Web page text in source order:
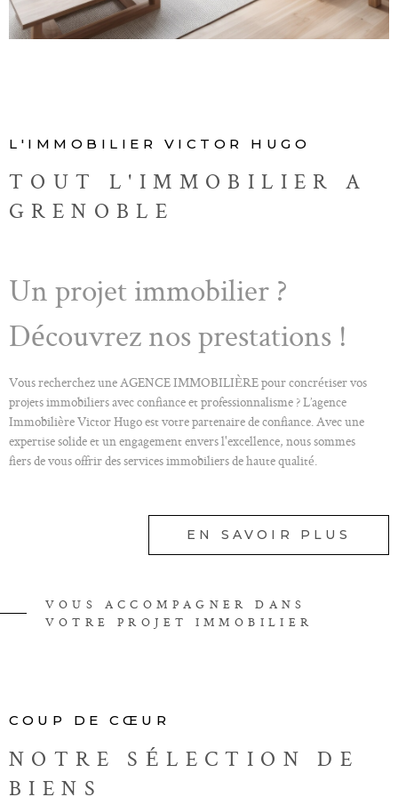
ALERTE E-
L'IMMOBILIER VICTOR HUGO
TOUT L'IMMOBILIER A
GRENOBLE
Un projet immobilier ?
Découvrez nos prestations !
Vous recherchez une AGENCE IMMOBILIÈRE pour concrétiser vos
projets immobiliers avec confiance et professionnalisme ? L’agence
Immobilière Victor Hugo est votre partenaire de confiance. Avec une
expertise solide et un engagement envers l'excellence, nous sommes
fiers de vous offrir des services immobiliers de haute qualité.
À l'agence Immobilière Victor Hugo, nous comprenons que chaque projet
Notre équipe dédiée met à votre disposition son savoir-faire et son réseau
pour VOUS ACCOMPAGNER À CHAQUE ÉTAPE DE VOTRE
LOCATION D'UN LOGEMENT dans la région.
Nos services de vente et de location
EN SAVOIR PLUS
VOUS ACCOMPAGNER DANS
VOTRE PROJET IMMOBILIER
COUP DE CŒUR
NOTRE SÉLECTION
DE
BIENS